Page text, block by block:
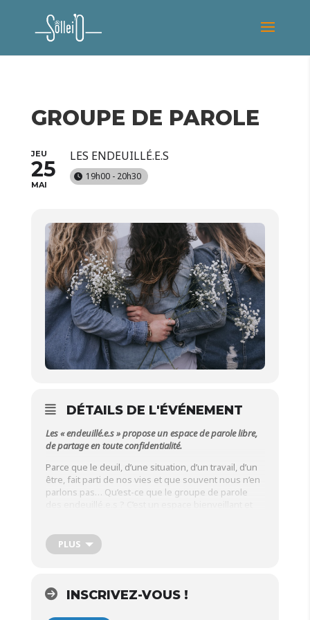
GROUPE DE PAROLE
JEU
25
MAI
LES ENDEUILLÉ.E.S
19h00 - 20h30
DÉTAILS DE L'ÉVÉNEMENT
Les « endeuillé.e.s » propose un espace de parole libre,
de partage en toute confidentialité.
Parce que le deuil, d’une situation, d’un travail, d’un
être, fait parti de nos vies et que souvent nous n’en
parlons pas… Qu’est-ce que le groupe de parole
rencontrer, se relier, parler de ses expériences et
questionnements.
parentalité, sera présente pour guider,
accompagner et orienter les personnes présentes,
PLUS
INSCRIVEZ-VOUS !